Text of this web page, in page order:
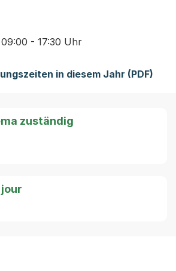
- 17:30 Uhr
in diesem Jahr (PDF)
zuständig